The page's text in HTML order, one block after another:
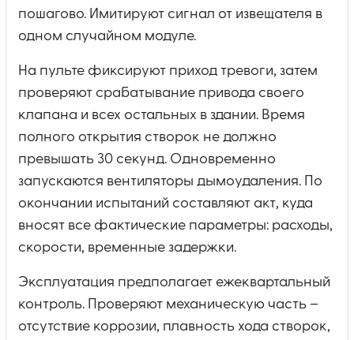
пошагово. Имитируют сигнал от извещателя в
одном случайном модуле.
На пульте фиксируют приход тревоги, затем
проверяют срабатывание привода своего
клапана и всех остальных в здании. Время
полного открытия створок не должно
превышать 30 секунд. Одновременно
запускаются вентиляторы дымоудаления. По
окончании испытаний составляют акт, куда
вносят все фактические параметры: расходы,
скорости, временные задержки.
Эксплуатация предполагает ежеквартальный
контроль. Проверяют механическую часть –
отсутствие коррозии, плавность хода створок,